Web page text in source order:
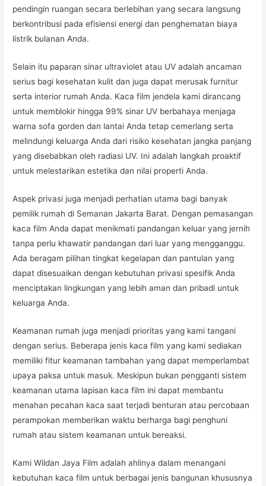
pendingin ruangan secara berlebihan yang secara langsung
berkontribusi pada efisiensi energi dan penghematan biaya
listrik bulanan Anda.
Selain itu paparan sinar ultraviolet atau UV adalah ancaman
serius bagi kesehatan kulit dan juga dapat merusak furnitur
serta interior rumah Anda. Kaca film jendela kami dirancang
untuk memblokir hingga 99% sinar UV berbahaya menjaga
warna sofa gorden dan lantai Anda tetap cemerlang serta
melindungi keluarga Anda dari risiko kesehatan jangka panjang
yang disebabkan oleh radiasi UV. Ini adalah langkah proaktif
untuk melestarikan estetika dan nilai properti Anda.
Aspek privasi juga menjadi perhatian utama bagi banyak
pemilik rumah di Semanan Jakarta Barat. Dengan pemasangan
kaca film Anda dapat menikmati pandangan keluar yang jernih
tanpa perlu khawatir pandangan dari luar yang mengganggu.
Ada beragam pilihan tingkat kegelapan dan pantulan yang
dapat disesuaikan dengan kebutuhan privasi spesifik Anda
menciptakan lingkungan yang lebih aman dan pribadi untuk
keluarga Anda.
Keamanan rumah juga menjadi prioritas yang kami tangani
dengan serius. Beberapa jenis kaca film yang kami sediakan
memiliki fitur keamanan tambahan yang dapat memperlambat
upaya paksa untuk masuk. Meskipun bukan pengganti sistem
keamanan utama lapisan kaca film ini dapat membantu
menahan pecahan kaca saat terjadi benturan atau percobaan
perampokan memberikan waktu berharga bagi penghuni
rumah atau sistem keamanan untuk bereaksi.
Kami Wildan Jaya Film adalah ahlinya dalam menangani
kebutuhan kaca film untuk berbagai jenis bangunan khususnya